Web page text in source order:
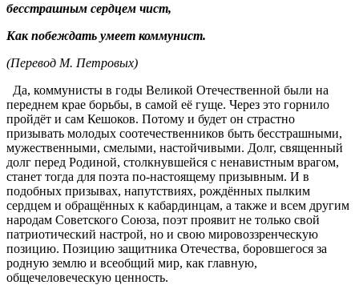
бесстрашным сердцем чист,
Как побеждать умеет коммунист.
(Перевод М. Петровых)
Да, коммунисты в годы Великой Отечественной были на
переднем крае борьбы, в самой её гуще. Через это горнило
пройдёт и сам Кешоков. Потому и будет он страстно
призывать молодых соотечественников быть бесстрашными,
мужественными, смелыми, настойчивыми. Долг, священный
долг перед Родиной, столкнувшейся с ненавистным врагом,
станет тогда для поэта по-настоящему призывным. И в
подобных призывах, напутствиях, рождённых пылким
сердцем и обращённых к кабардинцам, а также и всем другим
народам Советского Союза, поэт проявит не только свой
патриотический настрой, но и свою мировоззренческую
позицию. Позицию защитника Отечества, боровшегося за
родную землю и всеобщий мир, как главную,
общечеловеческую ценность.